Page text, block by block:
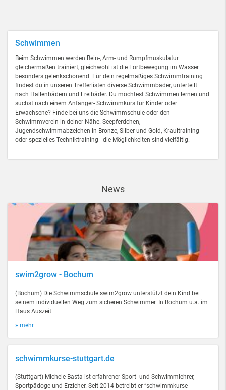
Schwimmen
Beim Schwimmen werden Bein-, Arm- und Rumpfmuskulatur
gleichermaßen trainiert, gleichwohl ist die Fortbewegung im Wasser
besonders gelenkschonend. Für dein regelmäßiges Schwimmtraining
findest du in unseren Trefferlisten diverse Schwimmbäder, unterteilt
nach Hallenbädern und Freibäder. Du möchtest Schwimmen lernen und
suchst nach einem Anfänger- Schwimmkurs für Kinder oder
Erwachsene? Finde bei uns die Schwimmschule oder den
Schwimmverein in deiner Nähe. Seepferdchen,
Jugendschwimmabzeichen in Bronze, Silber und Gold, Kraultraining
oder spezielles Techniktraining - die Möglichkeiten sind vielfältig.
News
swim2grow - Bochum
(Bochum) Die Schwimmschule swim2grow unterstützt dein Kind bei
seinem individuellen Weg zum sicheren Schwimmer. In Bochum u.a. im
Haus Auszeit.
» mehr
schwimmkurse-stuttgart.de
(Stuttgart) Michele Basta ist erfahrener Sport- und Schwimmlehrer,
Sportpädoge und Erzieher. Seit 2014 betreibt er “schwimmkurse-